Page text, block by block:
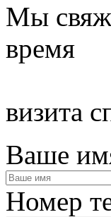
Мы
время
визита
Ваше
Номер